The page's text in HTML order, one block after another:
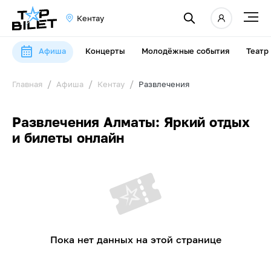
Кентау
Афиша Концерты Молодёжные события Театр
Главная Афиша Кентау Развлечения
Развлечения Алматы: Яркий отдых
и билеты онлайн
Пока нет данных на этой странице